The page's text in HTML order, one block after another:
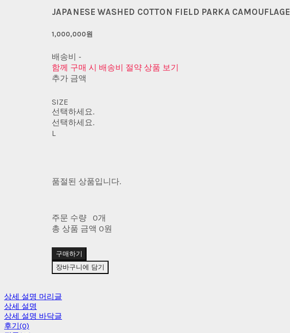
JAPANESE WASHED COTTON FIELD PARKA CAMOUFLAGE
1,000,000원
배송비 -
함께 구매 시 배송비 절약 상품 보기
추가 금액
SIZE
선택하세요.
선택하세요.
L
품절된 상품입니다.
주문 수량
0개
총 상품 금액 0원
구매하기
장바구니에 담기
상세 설명 머리글
상세 설명
상세 설명 바닥글
후기(0)